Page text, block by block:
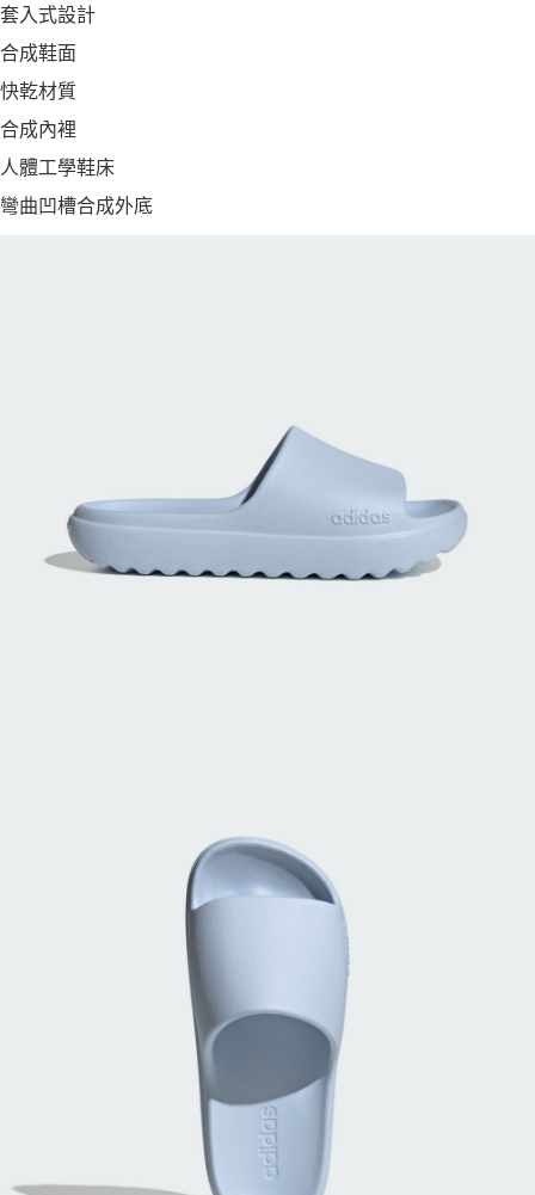
套入式設計
合成鞋面
快乾材質
合成內裡
人體工學鞋床
彎曲凹槽合成外底